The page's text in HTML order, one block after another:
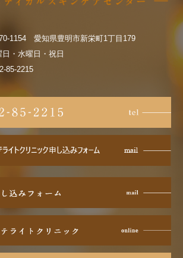
1154 愛知県豊明市新栄町1丁目179
日・水曜日・祝日
85-2215